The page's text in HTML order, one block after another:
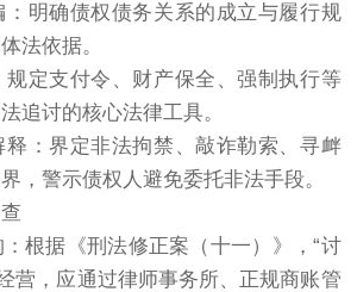
：明确债权债务关系的成立与履行规
法依据。
规定支付令、财产保全、强制执行等
追讨的核心法律工具。
释：界定非法拘禁、敲诈勒索、寻衅
，警示债权人避免委托非法手段。
根据《刑法修正案（十一）》，“讨
营，应通过律师事务所、正规商账管